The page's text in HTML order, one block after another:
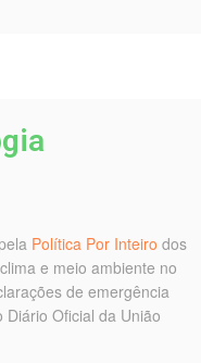
Política Por Inteiro dos
e meio ambiente no
de emergência
Oficial da União